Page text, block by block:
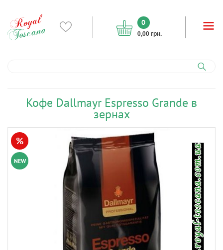
0
0,00 грн.
Кофе Dallmayr Espresso Grande в
зернах
NEW
%